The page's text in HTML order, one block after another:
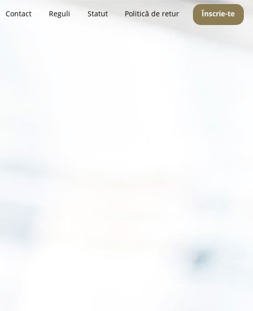
Contact Reguli Statut Politică de retur Înscrie-te